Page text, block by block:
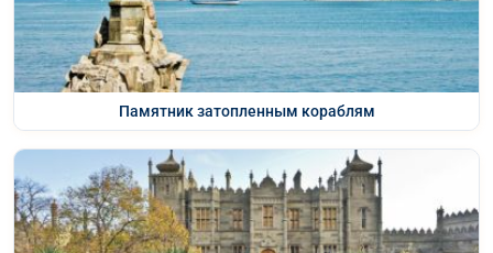
Памятник затопленным кораблям